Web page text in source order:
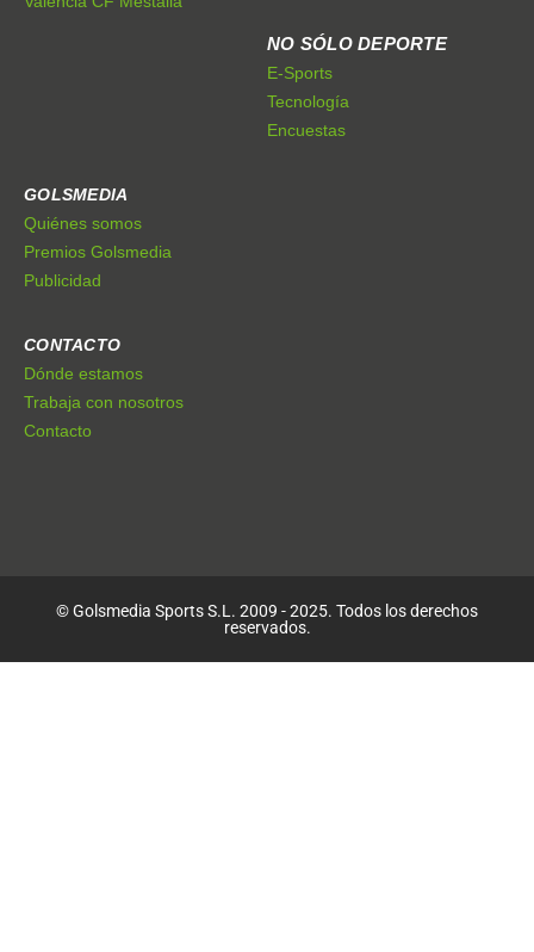
NO SÓLO DEPORTE
E-Sports
Tecnología
Encuestas
GOLSMEDIA
Quiénes somos
Premios Golsmedia
Publicidad
CONTACTO
Dónde estamos
Trabaja con nosotros
Contacto
© Golsmedia Sports S.L. 2009 - 2025. Todos los derechos
reservados.